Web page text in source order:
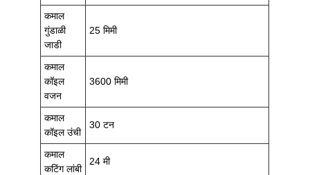
कमाल
गुंडाळी
जाडी
25 मिमी
कमाल
कॉइल
वजन
3600 मिमी
कमाल
कॉइल उंची
30 टन
कमाल
कटिंग लांबी
24 मी